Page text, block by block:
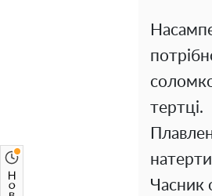
тертці.
Часник